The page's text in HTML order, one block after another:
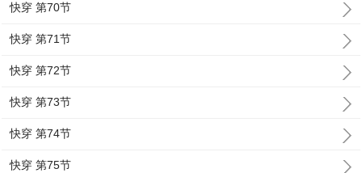
快穿 第70节
快穿 第71节
快穿 第72节
快穿 第73节
快穿 第74节
快穿 第75节